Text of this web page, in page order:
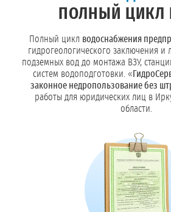
ПОЛНЫЙ ЦИКЛ
Полный цикл водоснабжения
гидрогеологического заключения и
подземных вод до монтажа ВЗУ,
систем водоподготовки. «
законное недропользование без
работы для юридических лиц в
области.